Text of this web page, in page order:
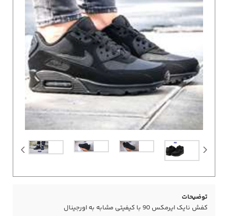
توضیحات
کفش نایک ایرمکس 90 با کیفیتی مشابه به اورجینال